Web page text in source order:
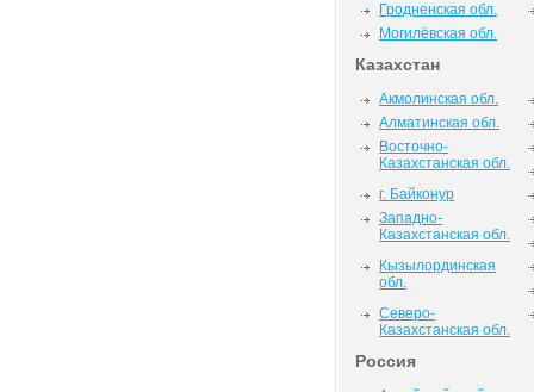
Гродненская обл.
Могилёвская обл.
Казахстан
Акмолинская обл.
Алматинская обл.
Восточно-
Казахстанская обл.
г. Байконур
Западно-
Казахстанская обл.
Кызылординская
обл.
Северо-
Казахстанская обл.
Россия